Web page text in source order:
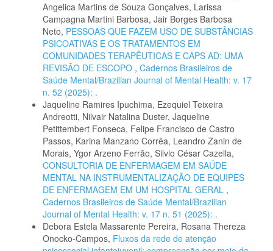
Angelica Martins de Souza Gonçalves, Larissa
Campagna Martini Barbosa, Jair Borges Barbosa
Neto, PESSOAS QUE FAZEM USO DE SUBSTÂNCIAS
PSICOATIVAS E OS TRATAMENTOS EM
COMUNIDADES TERAPÊUTICAS E CAPS AD: UMA
REVISÃO DE ESCOPO , Cadernos Brasileiros de
Saúde Mental/Brazilian Journal of Mental Health: v. 17
n. 52 (2025): .
Jaqueline Ramires Ipuchima, Ezequiel Teixeira
Andreotti, Nilvair Natalina Duster, Jaqueline
Petittembert Fonseca, Felipe Francisco de Castro
Passos, Karina Manzano Corrêa, Leandro Zanin de
Morais, Ygor Arzeno Ferrão, Silvio César Cazella,
CONSULTORIA DE ENFERMAGEM EM SAÚDE
MENTAL NA INSTRUMENTALIZAÇÃO DE EQUIPES
DE ENFERMAGEM EM UM HOSPITAL GERAL ,
Cadernos Brasileiros de Saúde Mental/Brazilian
Journal of Mental Health: v. 17 n. 51 (2025): .
Debora Estela Massarente Pereira, Rosana Thereza
Onocko-Campos, Fluxos da rede de atenção